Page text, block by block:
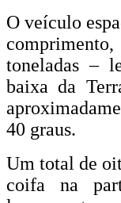
O veículo
comprimento,
toneladas –
baixa da
40 graus.
Um total de
coifa na